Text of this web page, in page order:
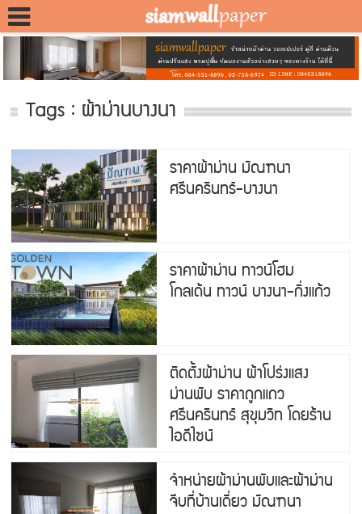
Tags : ผ้าม่านบางนา
ราคาผ้าม่าน มัณฑนา
ศรีนครินทร์-บางนา
ราคาผ้าม่าน ทาวน์โฮม
โกลเด้น ทาวน์ บางนา-กิ่งแก้ว
ติดตั้งผ้าม่าน ผ้าโปร่งแสง
ม่านพับ ราคาถูกแถว
ศรีนครินทร์ สุขุมวิท โดยร้าน
ไอดีไซน์
จำหน่ายผ้าม่านพับและผ้าม่าน
จีบที่บ้านเดี่ยว มัณฑนา